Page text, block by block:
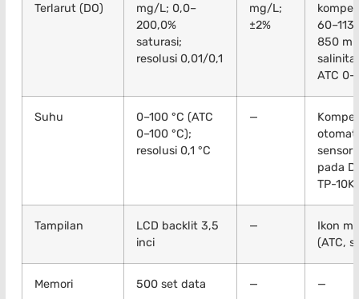
Terlarut (DO)
mg/L; 0,0–
200,0%
saturasi;
resolusi 0,01/0,1
mg/L;
±2%
850
ATC
Suhu
0–100 °C (ATC
0–100 °C);
resolusi 0,1 °C
—
sensor
pada
TP-10K
Tampilan
LCD backlit 3,5
inci
—
Ikon
(ATC,
Memori 500 set data — —